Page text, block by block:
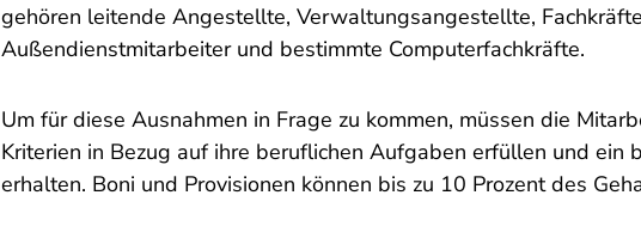
gehören leitende Angestellte, Verwaltungsangestellte,
Außendienstmitarbeiter und bestimmte Computerfachkräfte.
Um für diese Ausnahmen in Frage zu kommen, müssen die
Kriterien in Bezug auf ihre beruflichen Aufgaben erfüllen und ein
erhalten. Boni und Provisionen können bis zu 10 Prozent des